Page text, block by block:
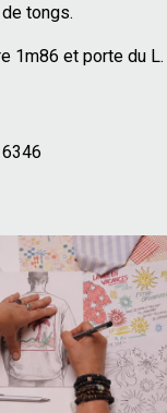
tongs.
1m86 et porte du